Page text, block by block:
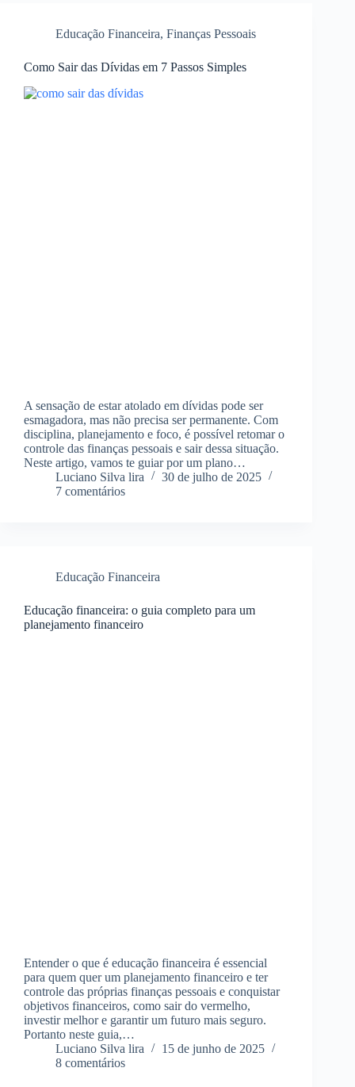
Educação Financeira, Finanças Pessoais
Como Sair das Dívidas em 7 Passos Simples
A sensação de estar atolado em dívidas pode ser
esmagadora, mas não precisa ser permanente. Com
disciplina, planejamento e foco, é possível retomar o
controle das finanças pessoais e sair dessa situação.
Neste artigo, vamos te guiar por um plano…
Luciano Silva lira
30 de julho de 2025
7 comentários
Educação Financeira
Educação financeira: o guia completo para um
planejamento financeiro
Entender o que é educação financeira é essencial
para quem quer um planejamento financeiro e ter
controle das próprias finanças pessoais e conquistar
objetivos financeiros, como sair do vermelho,
investir melhor e garantir um futuro mais seguro.
Portanto neste guia,…
Luciano Silva lira
15 de junho de 2025
8 comentários